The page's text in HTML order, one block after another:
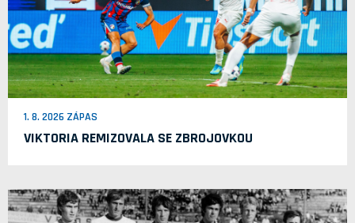
1. 8. 2026 ZÁPAS
VIKTORIA REMIZOVALA SE ZBROJOVKOU